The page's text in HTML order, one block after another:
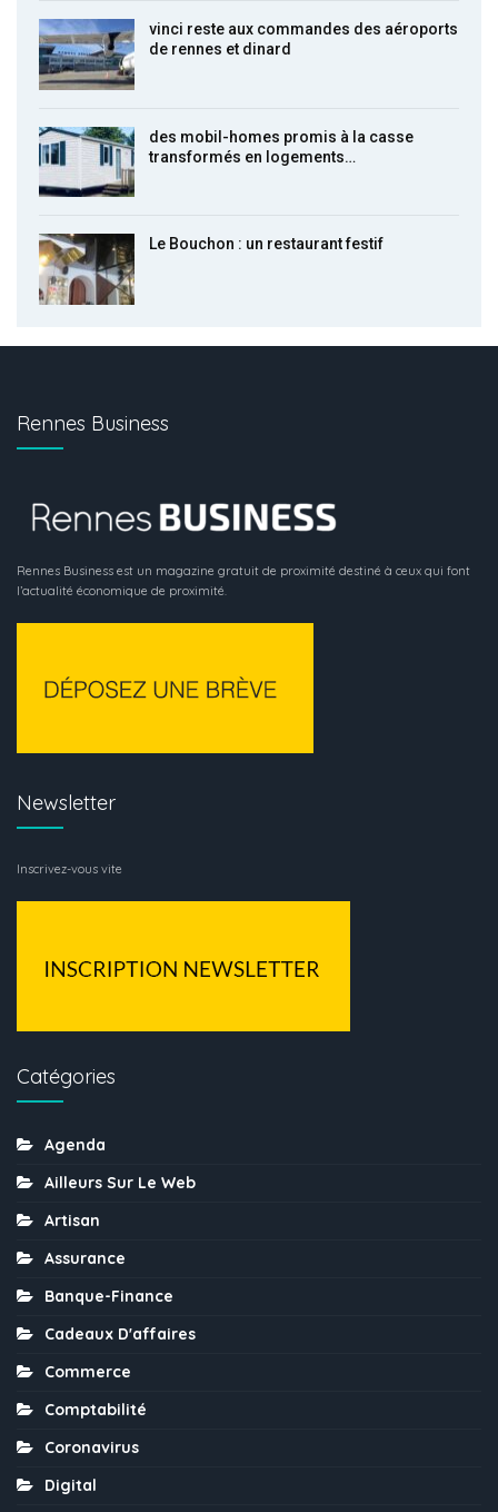
vinci reste aux commandes des aéroports
de rennes et dinard
des mobil-homes promis à la casse
transformés en logements…
Le Bouchon : un restaurant festif
Rennes Business
Rennes Business est un magazine gratuit de proximité destiné à ceux qui font
l’actualité économique de proximité.
Newsletter
Inscrivez-vous vite
Catégories
Agenda
Ailleurs Sur Le Web
Artisan
Assurance
Banque-Finance
Cadeaux D'affaires
Commerce
Comptabilité
Coronavirus
Digital